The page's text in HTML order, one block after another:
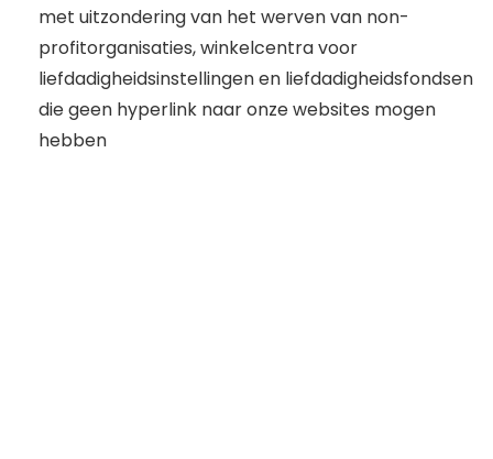
met uitzondering van het werven van non-
profitorganisaties, winkelcentra voor
liefdadigheidsinstellingen en liefdadigheidsfondsen
die geen hyperlink naar onze websites mogen
hebben